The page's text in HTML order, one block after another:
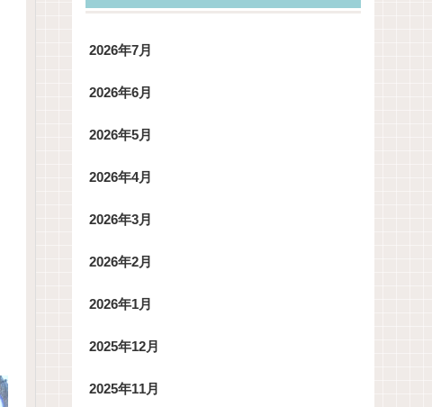
2026年7月
2026年6月
2026年5月
2026年4月
2026年3月
2026年2月
2026年1月
2025年12月
2025年11月